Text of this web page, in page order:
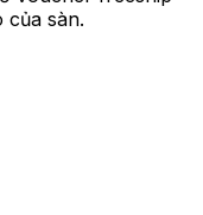
sàn.